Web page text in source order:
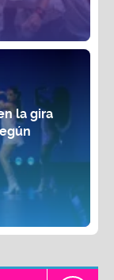
la gira